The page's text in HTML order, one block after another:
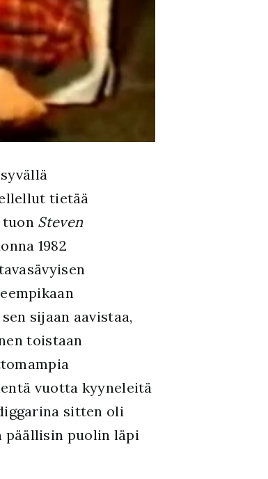
tietää
tuon Steven
1982
sijaan aavistaa,
toistaan
vuotta kyyneleitä
sitten oli
päällisin puolin läpi